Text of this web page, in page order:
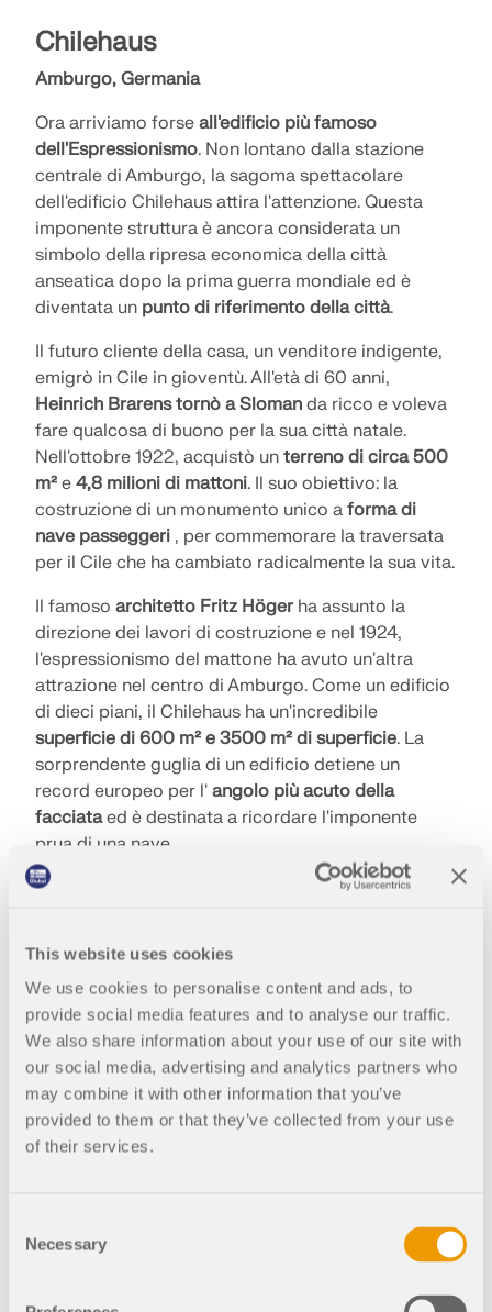
This website uses cookies
We use cookies to personalise content and ads, to
provide social media features and to analyse our traffic.
We also share information about your use of our site with
our social media, advertising and analytics partners who
may combine it with other information that you’ve
provided to them or that they’ve collected from your use
of their services.
Selection
Necessary
Chilehaus
Amburgo, Germania
Ora arriviamo forse all'edificio più famoso
dell'Espressionismo. Non lontano dalla stazione
centrale di Amburgo, la sagoma spettacolare
dell'edificio Chilehaus attira l'attenzione. Questa
imponente struttura è ancora considerata un
simbolo della ripresa economica della città
anseatica dopo la prima guerra mondiale ed è
diventata un punto di riferimento della città.
Il futuro cliente della casa, un venditore indigente,
emigrò in Cile in gioventù. All'età di 60 anni,
Heinrich Brarens tornò a Sloman da ricco e voleva
fare qualcosa di buono per la sua città natale.
Nell'ottobre 1922, acquistò un terreno di circa 500
m² e 4,8 milioni di mattoni. Il suo obiettivo: la
costruzione di un monumento unico a forma di
nave passeggeri , per commemorare la traversata
per il Cile che ha cambiato radicalmente la sua vita.
Il famoso architetto Fritz Höger ha assunto la
direzione dei lavori di costruzione e nel 1924,
l'espressionismo del mattone ha avuto un'altra
attrazione nel centro di Amburgo. Come un edificio
di dieci piani, il Chilehaus ha un'incredibile
superficie di 600 m² e 3500 m² di superficie. La
sorprendente guglia di un edificio detiene un
record europeo per l' angolo più acuto della
facciataed è destinata a ricordare l'imponente
prua di una nave.
Da oltre 50 anni qui hanno sede numerose aziende
Chilehaus, che si trova al 27 ° piano dell'edificio
residenziale. Settembre, 1983, è un edificio storico.